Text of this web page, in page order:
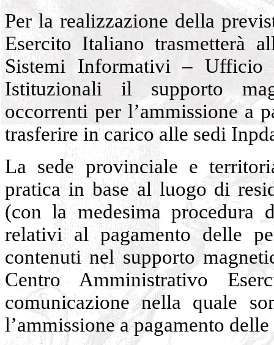
Per la realizzazione della
Esercito Italiano trasmetterà
Sistemi Informativi – Ufficio
Istituzionali il supporto
occorrenti per l’ammissione a
trasferire in carico alle sedi
La sede provinciale e
pratica in base al luogo di
(con la medesima procedura
relativi al pagamento delle
contenuti nel supporto
Centro Amministrativo
comunicazione nella quale
l’ammissione a pagamento